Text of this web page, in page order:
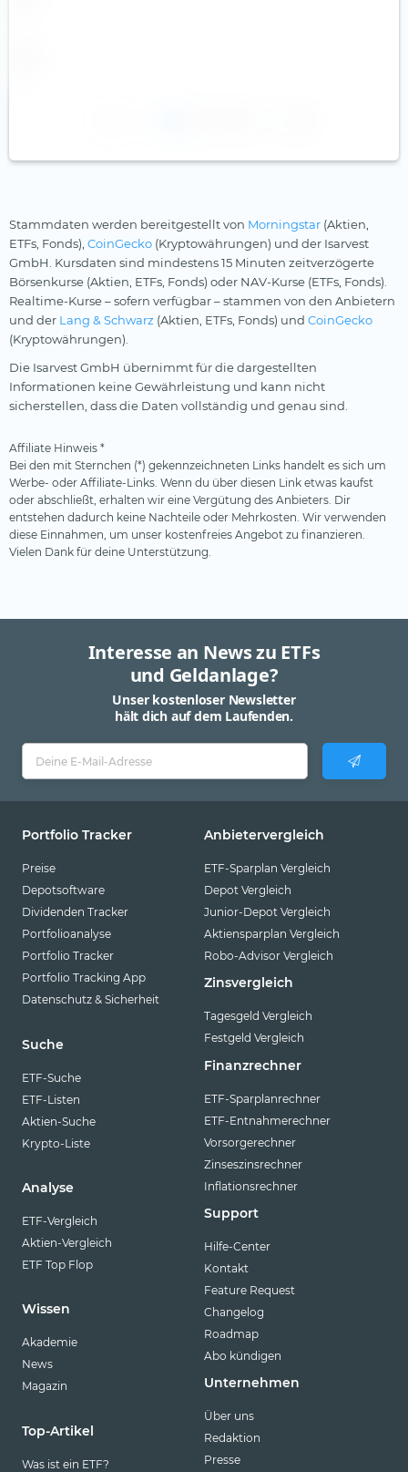
Stammdaten werden bereitgestellt von Morningstar (Aktien,
ETFs, Fonds), CoinGecko (Kryptowährungen) und der Isarvest
GmbH. Kursdaten sind mindestens 15 Minuten zeitverzögerte
Börsenkurse (Aktien, ETFs, Fonds) oder NAV-Kurse (ETFs, Fonds).
Realtime-Kurse – sofern verfügbar – stammen von den Anbietern
und der Lang & Schwarz (Aktien, ETFs, Fonds) und CoinGecko
(Kryptowährungen).
Die Isarvest GmbH übernimmt für die dargestellten
Informationen keine Gewährleistung und kann nicht
sicherstellen, dass die Daten vollständig und genau sind.
Affiliate Hinweis *
Bei den mit Sternchen (*) gekennzeichneten Links handelt es sich um
Werbe- oder Affiliate-Links. Wenn du über diesen Link etwas kaufst
oder abschließt, erhalten wir eine Vergütung des Anbieters. Dir
entstehen dadurch keine Nachteile oder Mehrkosten. Wir verwenden
diese Einnahmen, um unser kostenfreies Angebot zu finanzieren.
Vielen Dank für deine Unterstützung.
Interesse an News zu ETFs
und Geldanlage?
Unser kostenloser Newsletter
hält dich auf dem Laufenden.
Portfolio Tracker
Preise
Depotsoftware
Dividenden Tracker
Portfolioanalyse
Portfolio Tracker
Portfolio Tracking App
Datenschutz & Sicherheit
Suche
ETF-Suche
ETF-Listen
Aktien-Suche
Krypto-Liste
Analyse
ETF-Vergleich
Aktien-Vergleich
ETF Top Flop
Wissen
Akademie
News
Magazin
Top-Artikel
Was ist ein ETF?
Anbietervergleich
ETF-Sparplan Vergleich
Depot Vergleich
Junior-Depot Vergleich
Aktiensparplan Vergleich
Robo-Advisor Vergleich
Zinsvergleich
Tagesgeld Vergleich
Festgeld Vergleich
Finanzrechner
ETF-Sparplanrechner
ETF-Entnahmerechner
Vorsorgerechner
Zinseszinsrechner
Inflationsrechner
Support
Hilfe-Center
Kontakt
Feature Request
Changelog
Roadmap
Abo kündigen
Unternehmen
Über uns
Redaktion
Presse